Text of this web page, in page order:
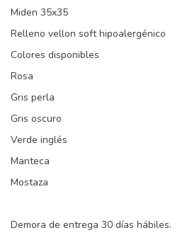
Miden 35x35
Relleno vellon soft hipoalergénico
Colores disponibles
Rosa
Gris perla
Gris oscuro
Verde inglés
Manteca
Mostaza
Demora de entrega 30 días hábiles.